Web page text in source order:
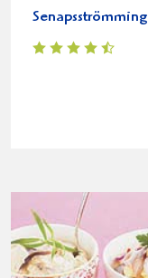
Senapsströmming